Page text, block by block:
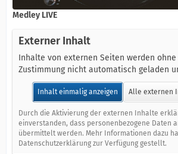
Medley LIVE
Externer Inhalt
Inhalte von externen Seiten werden
Zustimmung nicht automatisch geladen
Inhalt einmalig anzeigen Alle externen
Durch die Aktivierung der externen Inhalte
einverstanden, dass personenbezogene Daten
übermittelt werden. Mehr Informationen dazu
Datenschutzerklärung zur Verfügung gestellt.